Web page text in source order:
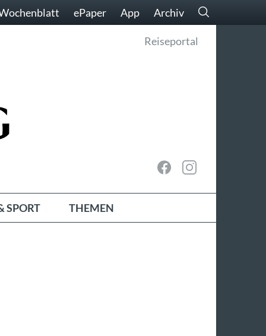
ePaper App Archiv
Reiseportal
SPORT THEMEN